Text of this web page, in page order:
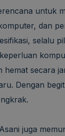
untuk
dan
selalu
hemat secara
Dengan
juga